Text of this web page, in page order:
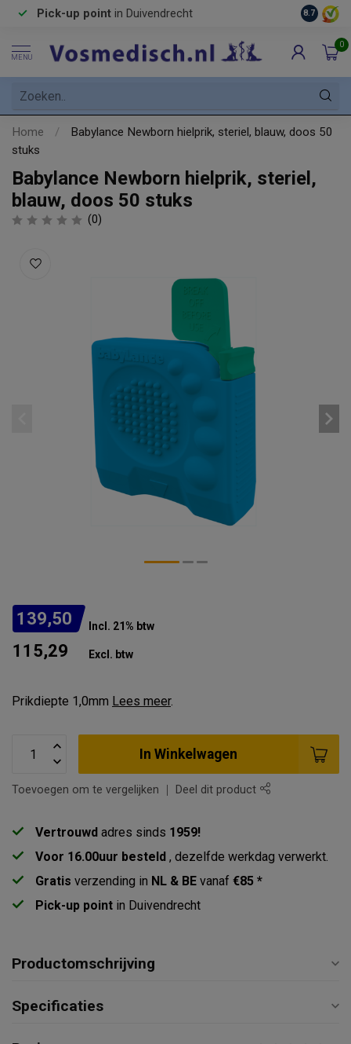
Pick-up point in Duivendrecht 8.7
MENU
0
Home /
Babylance Newborn hielprik, steriel, blauw, doos 50
stuks
Babylance Newborn hielprik, steriel,
blauw, doos 50 stuks
(0)
139,50 Incl. 21% btw
115,29 Excl. btw
Prikdiepte 1,0mm Lees meer.
In Winkelwagen
Toevoegen om te vergelijken Deel dit product
Vertrouwd adres sinds 1959!
Voor 16.00uur besteld , dezelfde werkdag verwerkt.
Gratis verzending in NL & BE vanaf €85 *
Pick-up point in Duivendrecht
Productomschrijving
Specificaties